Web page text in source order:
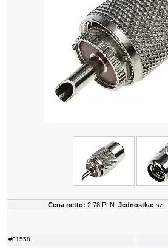
#01558
Cena netto: 2,78 PLN Jednostka: szt